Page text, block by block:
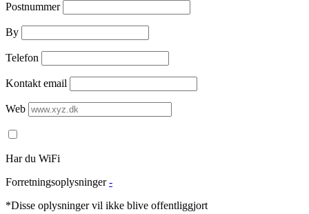
Postnummer
By
Telefon
Kontakt email
Web
Har du WiFi
Forretningsoplysninger -
*Disse oplysninger vil ikke blive offentliggjort